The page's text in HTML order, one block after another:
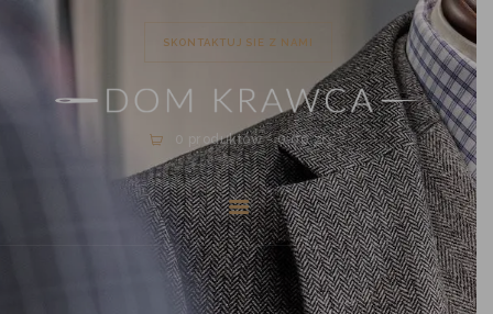
SKONTAKTUJ SIE Z NAMI
0 produktów-0.00 zł
DLACZEGO MY?
NA MIARĘ
USŁUGI
SKLEP